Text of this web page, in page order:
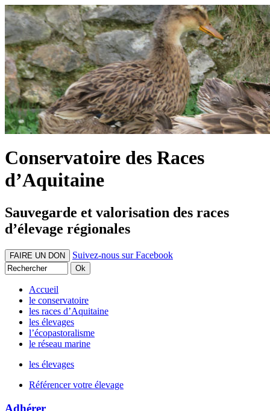
Conservatoire des Races
d’Aquitaine
Sauvegarde et valorisation des races
d’élevage régionales
FAIRE UN DON Suivez-nous sur Facebook
Accueil
le conservatoire
les races d’Aquitaine
les élevages
l’écopastoralisme
le réseau marine
les élevages
Référencer votre élevage
Adhérer